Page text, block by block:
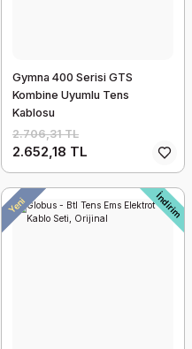
Gymna 400 Serisi GTS
Kombine Uyumlu Tens
Kablosu
2.706,31 TL
2.652,18 TL
Yeni
Hediyeli İndirim